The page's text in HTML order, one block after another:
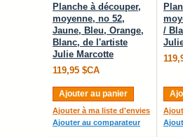
Planche à découper,
moyenne, no 52,
Jaune, Bleu, Orange,
Blanc, de l'artiste
Julie Marcotte
119,95 $CA
Ajouter au panier
Ajouter à ma liste d'envies
Ajouter au comparateur
/